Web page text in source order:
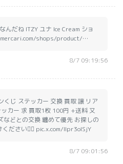
だね ITZY ユナ Ice Cream ショ
shops/product/…
8/7 09:19:56
くじ ステッカー 交換 買取 譲 リア
カー 求 買取1枚 100円 +送料 又
などとの交換 纏めて優先 お探しの
ださい🙇‍♀️ pic.x.com/Ilpr3olSjY
8/7 09:01:56